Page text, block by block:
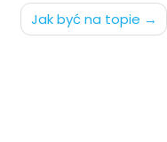
Jak być na topie